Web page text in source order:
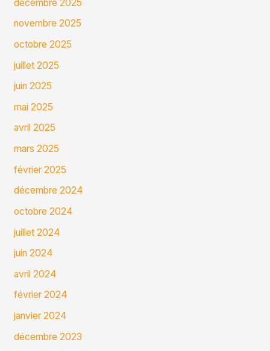
décembre 2025
novembre 2025
octobre 2025
juillet 2025
juin 2025
mai 2025
avril 2025
mars 2025
février 2025
décembre 2024
octobre 2024
juillet 2024
juin 2024
avril 2024
février 2024
janvier 2024
décembre 2023